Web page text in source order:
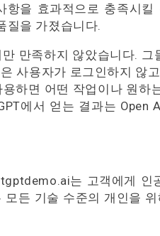
을 효과적으로 충족시
질을 가졌습니다.
만족하지 않았습니다. 그
사용자가 로그인하지 않
하면 어떤 작업이나 원하
에서 얻는 결과는 Open
는 고객에게 인
든 기술 수준의 개인을